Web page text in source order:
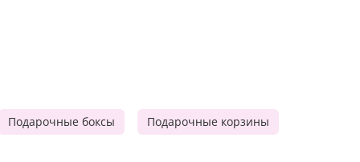
Подарочные боксы Подарочные корзины